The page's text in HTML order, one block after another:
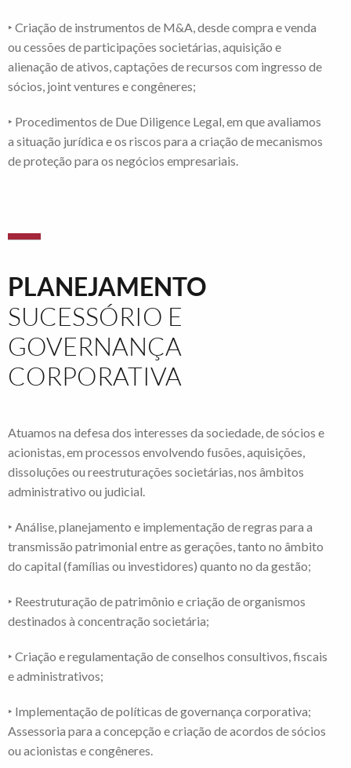
‣ Criação de instrumentos de M&A, desde compra e venda
ou cessões de participações societárias, aquisição e
alienação de ativos, captações de recursos com ingresso de
sócios, joint ventures e congêneres;
‣ Procedimentos de Due Diligence Legal, em que avaliamos
a situação jurídica e os riscos para a criação de mecanismos
de proteção para os negócios empresariais.
PLANEJAMENTO
SUCESSÓRIO E
GOVERNANÇA
CORPORATIVA
Atuamos na defesa dos interesses da sociedade, de sócios e
acionistas, em processos envolvendo fusões, aquisições,
dissoluções ou reestruturações societárias, nos âmbitos
administrativo ou judicial.
‣ Análise, planejamento e implementação de regras para a
transmissão patrimonial entre as gerações, tanto no âmbito
do capital (famílias ou investidores) quanto no da gestão;
‣ Reestruturação de patrimônio e criação de organismos
destinados à concentração societária;
‣ Criação e regulamentação de conselhos consultivos, fiscais
e administrativos;
‣ Implementação de políticas de governança corporativa;
Assessoria para a concepção e criação de acordos de sócios
ou acionistas e congêneres.